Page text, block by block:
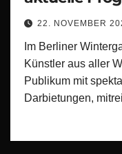
22. NOVEMBER
Im Berliner
Künstler aus aller
Publikum mit
Darbietungen,